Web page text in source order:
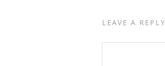
LEAVE A REPLY